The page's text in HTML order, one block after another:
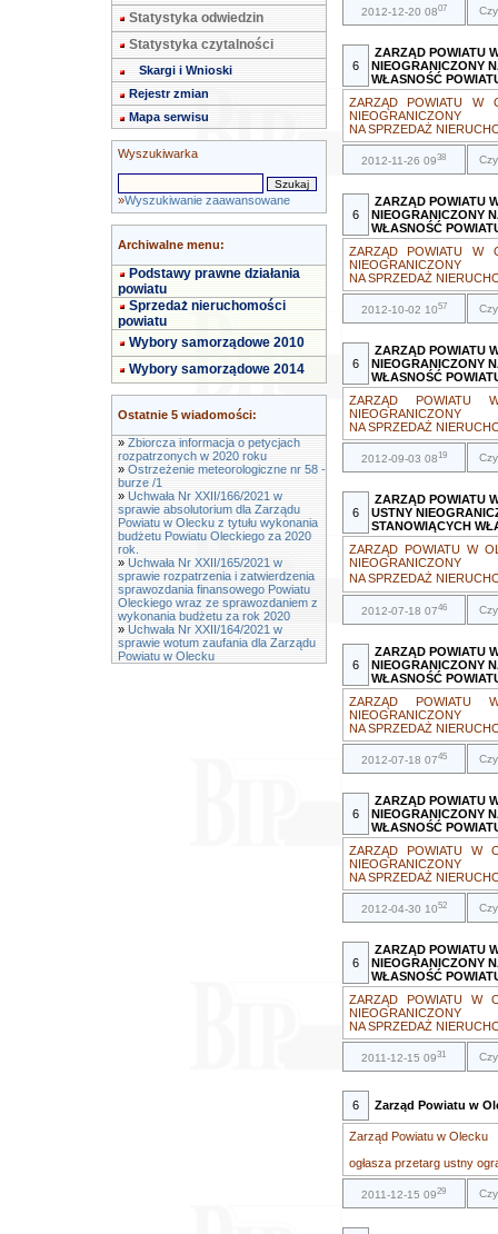
Statystyka odwiedzin
Statystyka czytalności
Skargi i Wnioski
Rejestr zmian
Mapa serwisu
Wyszukiwarka
»Wyszukiwanie zaawansowane
Archiwalne menu:
Podstawy prawne działania
powiatu
Sprzedaż nieruchomości
powiatu
Wybory samorządowe 2010
Wybory samorządowe 2014
Ostatnie 5 wiadomości:
» Zbiorcza informacja o petycjach
rozpatrzonych w 2020 roku
» Ostrzeżenie meteorologiczne nr 58 -
burze /1
» Uchwała Nr XXII/166/2021 w
sprawie absolutorium dla Zarządu
Powiatu w Olecku z tytułu wykonania
budżetu Powiatu Oleckiego za 2020
rok.
» Uchwała Nr XXII/165/2021 w
sprawie rozpatrzenia i zatwierdzenia
sprawozdania finansowego Powiatu
Oleckiego wraz ze sprawozdaniem z
wykonania budżetu za rok 2020
» Uchwała Nr XXII/164/2021 w
sprawie wotum zaufania dla Zarządu
Powiatu w Olecku
2012-12-20 0807
6
ZARZĄD POWIATU
NIEOGRANICZONY
WŁASNOŚĆ
ZARZĄD POWIATU W
NIEOGRANICZONY
NA SPRZEDAŻ
2012-11-26 0938
6
ZARZĄD POWIATU
NIEOGRANICZONY
WŁASNOŚĆ
ZARZĄD POWIATU W
NIEOGRANICZONY
NA SPRZEDAŻ
2012-10-02 1057
6
ZARZĄD POWIATU
NIEOGRANICZONY
WŁASNOŚĆ
ZARZĄD POWIATU
NIEOGRANICZONY
NA SPRZEDAŻ
2012-09-03 0819
6
ZARZĄD POWIATU
USTNY
STANOWIĄCYCH
ZARZĄD POWIATU W
NIEOGRANICZONY
NA SPRZEDAŻ
2012-07-18 0746
6
ZARZĄD POWIATU
NIEOGRANICZONY
WŁASNOŚĆ
ZARZĄD POWIATU
NIEOGRANICZONY
NA SPRZEDAŻ
2012-07-18 0745
6
ZARZĄD POWIATU
NIEOGRANICZONY
WŁASNOŚĆ
ZARZĄD POWIATU W
NIEOGRANICZONY
NA SPRZEDAŻ
2012-04-30 1052
6
ZARZĄD POWIATU
NIEOGRANICZONY
WŁASNOŚĆ
ZARZĄD POWIATU W
NIEOGRANICZONY
NA SPRZEDAŻ
2011-12-15 0931
6 Zarząd Powiatu w
Zarząd Powiatu w Olecku
ogłasza przetarg ustny
2011-12-15 0929